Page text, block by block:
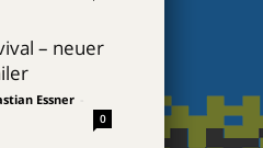
– neuer
Essner
0